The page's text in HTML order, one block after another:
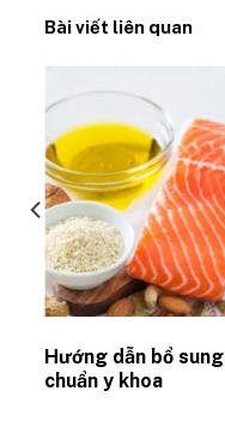
Bài viết liên quan
Hướng dẫn bổ
chuẩn y khoa